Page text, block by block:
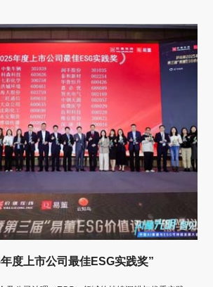
度上市公司最佳ESG实践奖”